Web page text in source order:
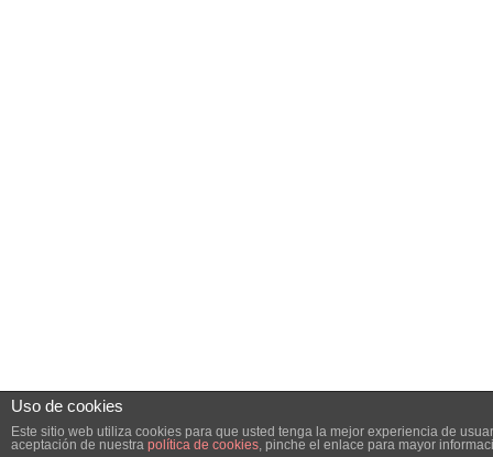
Uso de cookies
Este sitio web utiliza cookies para que usted tenga la mejor experiencia de
aceptación de nuestra política de cookies, pinche el enlace para mayor